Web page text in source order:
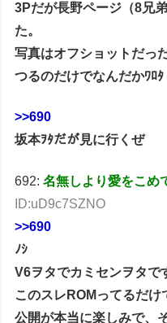
3Pだが長野ページ（8兄
た。
写真はオフショットだっ
つるのだけでなんだかﾜﾛﾀ
>>690
坂本ｦﾀだが見に行くぜ
692:名無しより愛をこめ
ID:uD9c7SZNO
>>690
ﾉｼ
V6ヲタでカミセンヲタで
このスレROMってるだけ
公開が本当に楽しみで、